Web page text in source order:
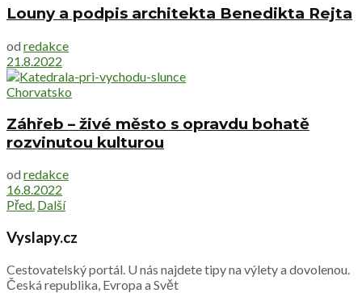
Louny a podpis architekta Benedikta Rejta
od redakce
21.8.2022
Chorvatsko
Záhřeb – živé město s opravdu bohatě
rozvinutou kulturou
od redakce
16.8.2022
Před. Další
Vyslapy.cz
Cestovatelský portál. U nás najdete tipy na výlety a dovolenou.
Česká republika, Evropa a Svět